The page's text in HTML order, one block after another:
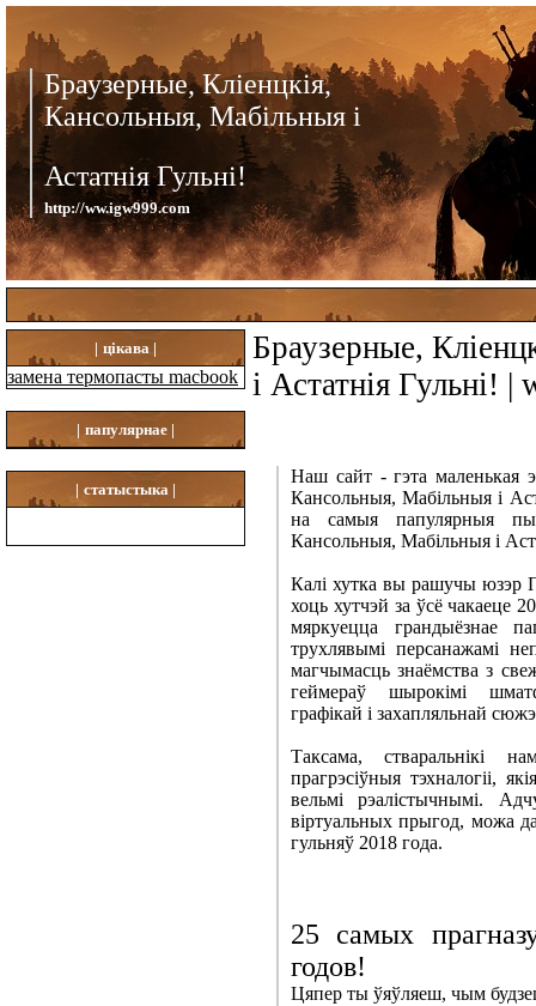
Браузерные, Кліенцкія,
Кансольныя, Мабільныя і
Астатнія Гульні!
http://ww.igw999.com
| цікава |
замена термопасты macbook
| папулярнае |
| статыстыка |
Браузерные,
і Астатнія Гульні!
Наш сайт - гэта маленькая
Кансольныя, Мабільныя і
на самыя папулярныя
Кансольныя, Мабільныя і
Калі хутка вы рашучы юзэр
хоць хутчэй за ўсё чакаеце
мяркуецца грандыёзнае
трухлявымі персанажамі
магчымасць знаёмства з
геймераў шырокімі
графікай і захапляльнай
Таксама, стваральнікі
прагрэсіўныя тэхналогіі,
вельмі рэалістычнымі.
віртуальных прыгод, можа
гульняў 2018 года.
25 самых
годов!
Цяпер ты ўяўляеш, чым